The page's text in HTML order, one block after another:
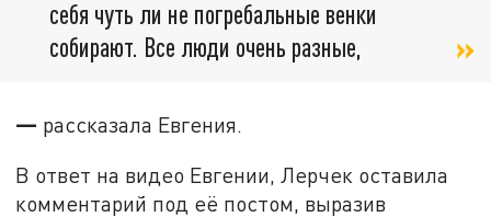
себя чуть ли не погребальные венки
собирают. Все люди очень разные,
— рассказала Евгения.
В ответ на видео Евгении, Лерчек оставила
комментарий под её постом, выразив